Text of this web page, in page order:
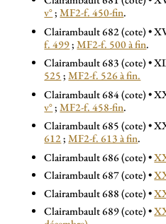
v°;MF2-f. 450-fin.
Clairambault 682 (cote) •
f. 499;MF2-f. 500 à fin.
Clairambault 683 (cote) •
525 ;MF2-f. 526 à fin.
Clairambault 684 (cote) •
v°;MF2-f. 458-fin.
Clairambault 685 (cote) •
612;MF2-f. 613 à fin.
Clairambault 686 (cote) •
Clairambault 687 (cote) •
Clairambault 688 (cote) •
Clairambault 689 (cote) •